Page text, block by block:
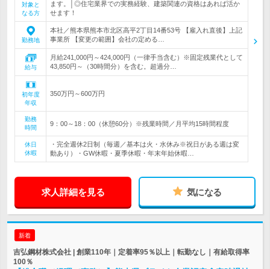
対象と
なる方
ます。│◎住宅業界での実務経験、建築関連の資格はあれば活か
せます！
勤務地
本社／熊本県熊本市北区高平2丁目14番53号 【雇入れ直後】上記
事業所 【変更の範囲】会社の定める…
給与
月給241,000円～424,000円（一律手当含む）※固定残業代として
43,850円～（30時間分）を含む。超過分…
初年度
年収
350万円～600万円
勤務
時間
9：00～18：00（休憩60分）※残業時間／月平均15時間程度
休日
休暇
・完全週休2日制（毎週／基本は火・水休み※祝日がある週は変
動あり）・GW休暇・夏季休暇・年末年始休暇…
求人詳細を見る 気になる
新着
吉弘鋼材株式会社 | 創業110年｜定着率95％以上｜転勤なし｜有給取得率
100％